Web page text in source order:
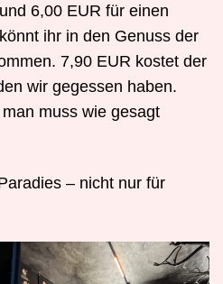
6,00 EUR für einen
ihr in den Genuss der
7,90 EUR kostet der
wir gegessen haben.
muss wie gesagt
– nicht nur für